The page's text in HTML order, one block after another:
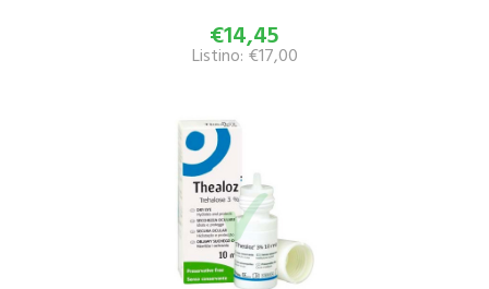
€14,45
Listino: €17,00